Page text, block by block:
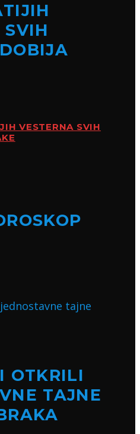
SVIH
VESTERNA SVIH
OTKRILI
TAJNE